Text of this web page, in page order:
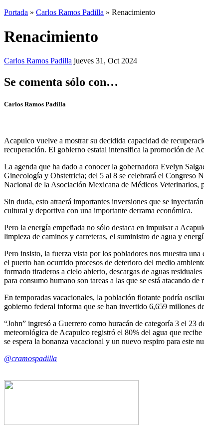
Portada » Carlos Ramos Padilla » Renacimiento
Renacimiento
Carlos Ramos Padilla jueves 31, Oct 2024
Se comenta sólo con…
Carlos Ramos Padilla
Acapulco vuelve a mostrar su decidida capacidad de
recuperación. El gobierno estatal intensifica la promoción de
La agenda que ha dado a conocer la gobernadora Evelyn
Ginecología y Obstetricia; del 5 al 8 se celebrará el Congreso
Nacional de la Asociación Mexicana de Médicos
Sin duda, esto atraerá importantes inversiones que se
cultural y deportiva con una importante derrama económica.
Pero la energía empeñada no sólo destaca en impulsar a
limpieza de caminos y carreteras, el suministro de agua y
Pero insisto, la fuerza vista por los pobladores nos muestra
el puerto han ocurrido procesos de deterioro del medio
formado tiraderos a cielo abierto, descargas de aguas
para consumo humano son tareas a las que se está atacando de
En temporadas vacacionales, la población flotante podría
gobierno federal informa que se han invertido 6,659 millones
“John” ingresó a Guerrero como huracán de categoría 3 el 23
meteorológica de Acapulco registró el 80% del agua que
se espera la bonanza vacacional y un nuevo respiro para este
@cramospadilla